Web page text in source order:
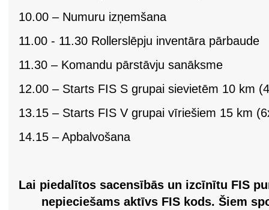
10.00 – Numuru izņemšana
11.00 - 11.30 Rollerslēpju inventāra pārbaude
11.30 – Komandu pārstāvju sanāksme
12.00 – Starts FIS S grupai sievietēm 10 km
13.15 – Starts FIS V grupai vīriešiem 15 km
14.15 – Apbalvošana
Lai piedalītos sacensībās un izcīnītu FIS
nepieciešams aktīvs FIS kods. Šiem